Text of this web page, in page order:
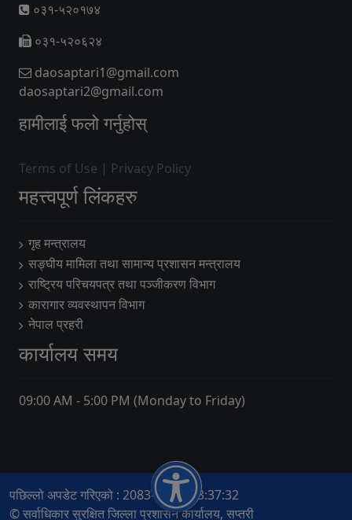
०३१-५२०१७४
०३१-५२०६२४
daosaptari1@gmail.com
daosaptari2@gmail.com
हामीलाई फलो गर्नुहोस्
Terms of Use | Privacy Policy
महत्त्वपूर्ण लिंकहरु
गृह मन्त्रालय
सङ्घीय मामिला तथा सामान्य प्रशासन मन्त्रालय
राष्ट्रिय परिचयपत्र तथा पञ्जीकरण विभाग
कारागार व्यवस्थापन विभाग
नेपाल प्रहरी
कार्यालय समय
09:00 AM - 5:00 PM (Monday to Friday)
पछिल्लो अपडेट गरिएको : 2083-04-16 13:37:32
© सर्वाधिकार सुरक्षित जिल्ला प्रशासन कार्यालय, सप्तरी